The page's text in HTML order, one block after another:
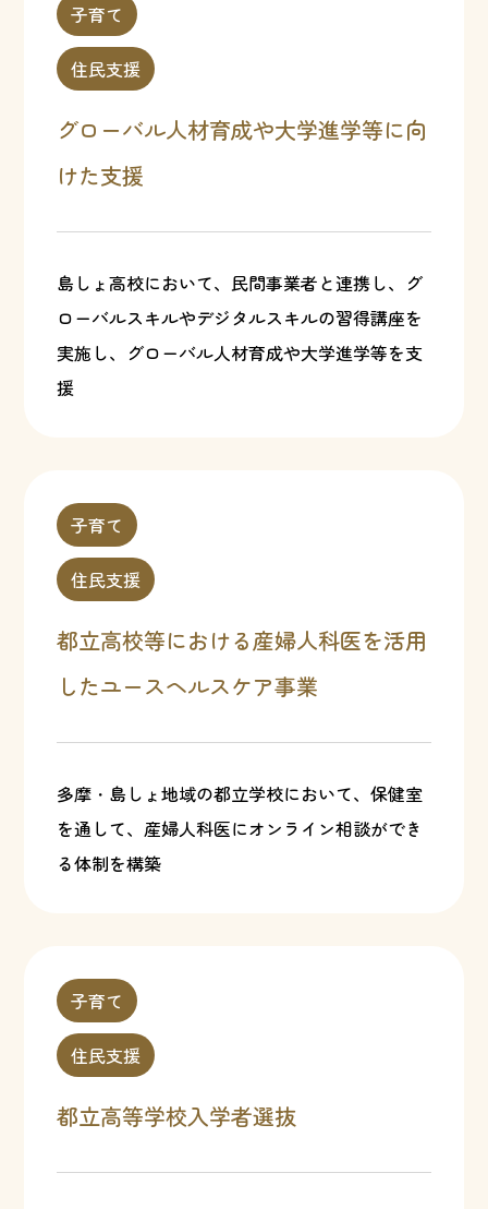
子育て
住民支援
グローバル人材育成や大学進学等に向
けた支援
島しょ高校において、民間事業者と連携し、グ
ローバルスキルやデジタルスキルの習得講座を
実施し、グローバル人材育成や大学進学等を支
援
子育て
住民支援
都立高校等における産婦人科医を活用
したユースヘルスケア事業
多摩・島しょ地域の都立学校において、保健室
を通して、産婦人科医にオンライン相談ができ
る体制を構築
子育て
住民支援
都立高等学校入学者選抜